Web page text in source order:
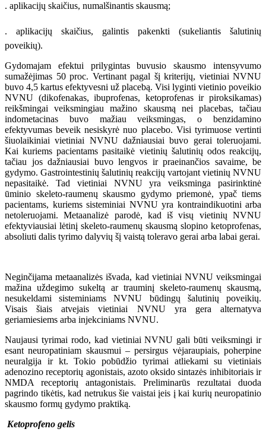
. aplikacijų skaičius, numalšinantis skausmą;
. aplikacijų skaičius, galintis pakenkti (sukeliantis šalutinių
poveikių).
Gydomajam efektui prilygintas buvusio skausmo intensyvumo
sumažėjimas 50 proc. Vertinant pagal šį kriterijų, vietiniai NVNU
buvo 4,5 kartus efektyvesni už placebą. Visi lyginti vietinio poveikio
NVNU (dikofenakas, ibuprofenas, ketoprofenas ir piroksikamas)
reikšmingai veiksmingiau mažino skausmą nei placebas, tačiau
indometacinas buvo mažiau veiksmingas, o benzidamino
efektyvumas beveik nesiskyrė nuo placebo. Visi tyrimuose vertinti
šiuolaikiniai vietiniai NVNU dažniausiai buvo gerai toleruojami.
Kai kuriems pacientams pasitaikė vietinių šalutinių odos reakcijų,
tačiau jos dažniausiai buvo lengvos ir praeinančios savaime, be
gydymo. Gastrointestinių šalutinių reakcijų vartojant vietinių NVNU
nepasitaikė. Tad vietiniai NVNU yra veiksminga pasirinktinė
ūminio skeleto-raumenų skausmo gydymo priemonė, ypač tiems
pacientams, kuriems sisteminiai NVNU yra kontraindikuotini arba
netoleruojami. Metaanalizė parodė, kad iš visų vietinių NVNU
efektyviausiai lėtinį skeleto-raumenų skausmą slopino ketoprofenas,
absoliuti dalis tyrimo dalyvių šį vaistą toleravo gerai arba labai gerai.
Neginčijama metaanalizės išvada, kad vietiniai NVNU veiksmingai
mažina uždegimo sukeltą ar trauminį skeleto-raumenų skausmą,
nesukeldami sisteminiams NVNU būdingų šalutinių poveikių.
Visais šiais atvejais vietiniai NVNU yra gera alternatyva
geriamiesiems arba injekciniams NVNU.
Naujausi tyrimai rodo, kad vietiniai NVNU gali būti veiksmingi ir
esant neuropatiniam skausmui – persirgus vėjaraupiais, poherpine
neuralgija ir kt. Tokio pobūdžio tyrimai atliekami su vietiniais
adenozino receptorių agonistais, azoto oksido sintazės inhibitoriais ir
NMDA receptorių antagonistais. Preliminarūs rezultatai duoda
pagrindo tikėtis, kad netrukus šie vaistai įeis į kai kurių neuropatinio
skausmo formų gydymo praktiką.
Ketoprofeno gelis